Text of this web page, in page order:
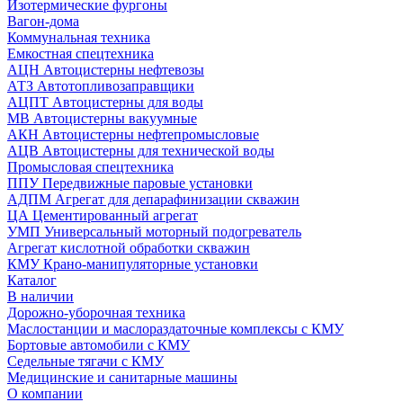
Изотермические фургоны
Вагон-дома
Коммунальная техника
Емкостная спецтехника
АЦН Автоцистерны нефтевозы
АТЗ Автотопливозаправщики
АЦПТ Автоцистерны для воды
МВ Автоцистерны вакуумные
АКН Автоцистерны нефтепромысловые
АЦВ Автоцистерны для технической воды
Промысловая спецтехника
ППУ Передвижные паровые установки
АДПМ Агрегат для депарафинизации скважин
ЦА Цементированный агрегат
УМП Универсальный моторный подогреватель
Агрегат кислотной обработки скважин
КМУ Крано-манипуляторные установки
Каталог
В наличии
Дорожно-уборочная техника
Маслостанции и маслораздаточные комплексы с КМУ
Бортовые автомобили с КМУ
Седельные тягачи с КМУ
Медицинские и санитарные машины
О компании